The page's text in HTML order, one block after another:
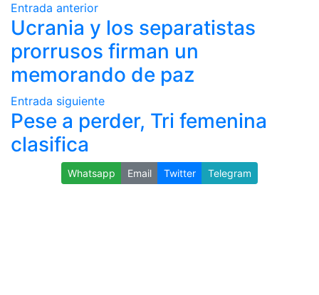
Entrada anterior
Ucrania y los separatistas
prorrusos firman un
memorando de paz
Entrada siguiente
Pese a perder, Tri femenina
clasifica
Whatsapp Email Twitter Telegram